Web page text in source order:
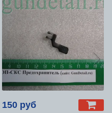
150 руб